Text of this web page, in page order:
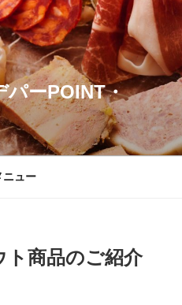
パーPOINT・
ニュー
ト商品のご紹介